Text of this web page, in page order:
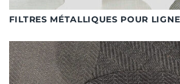
FILTRES MÉTALLIQUES POUR